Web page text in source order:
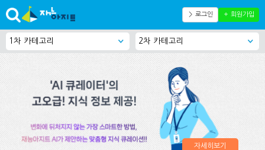
＞ 로그인 ＋ 회원가입
자세히보기